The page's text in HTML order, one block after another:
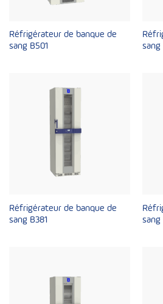
Réfrigérateur de banque de
sang B501
sang
Réfrigérateur de banque de
sang B381
sang